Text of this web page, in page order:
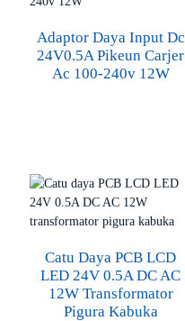
Adaptor Daya Input Dc
24V0.5A Pikeun Carjer
Ac 100-240v 12W
Catu Daya PCB LCD
LED 24V 0.5A DC AC
12W Transformator
Pigura Kabuka